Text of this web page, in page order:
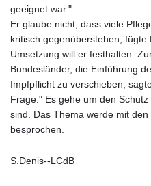
geeignet war."
Er glaube nicht, dass viele
kritisch gegenüberstehen,
Umsetzung will er festhalten.
Bundesländer, die Einführung
Impfpflicht zu verschieben,
Frage." Es gehe um den
sind. Das Thema werde mit
besprochen.
S.Denis--LCdB